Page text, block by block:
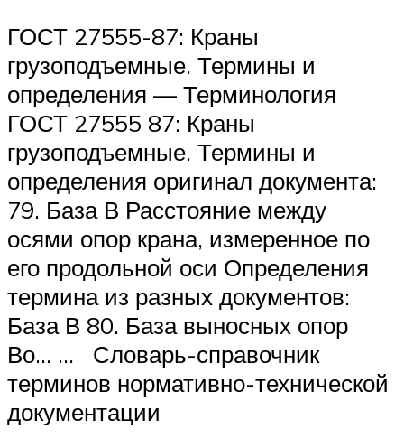
ГОСТ 27555-87: Краны
грузоподъемные. Термины и
определения — Терминология
ГОСТ 27555 87: Краны
грузоподъемные. Термины и
определения оригинал документа:
79. База В Расстояние между
осями опор крана, измеренное по
его продольной оси Определения
термина из разных документов:
База В 80. База выносных опор
Во… … Словарь-справочник
терминов нормативно-технической
документации